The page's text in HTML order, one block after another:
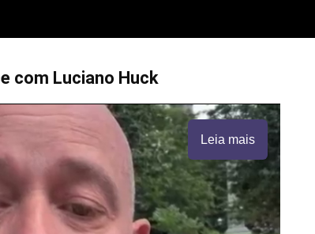
com Luciano Huck
Leia mais